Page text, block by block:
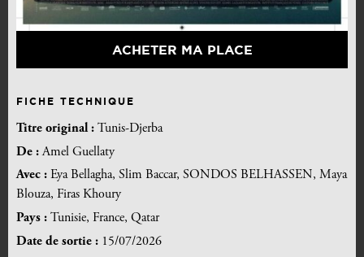
ACHETER MA PLACE
FICHE TECHNIQUE
Titre original : Tunis-Djerba
De :Amel Guellaty
Avec : Eya Bellagha, Slim Baccar, SONDOS BELHASSEN, Maya
Blouza, Firas Khoury
Pays : Tunisie, France, Qatar
Date de sortie : 15/07/2026